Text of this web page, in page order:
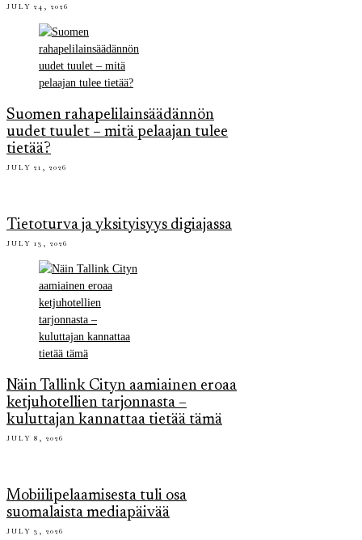
JULY 24, 2026
Suomen rahapelilainsäädännön
uudet tuulet – mitä pelaajan tulee
tietää?
JULY 21, 2026
Tietoturva ja yksityisyys digiajassa
JULY 13, 2026
Näin Tallink Cityn aamiainen eroaa
ketjuhotellien tarjonnasta –
kuluttajan kannattaa tietää tämä
JULY 8, 2026
Mobiilipelaamisesta tuli osa
suomalaista mediapäivää
JULY 3, 2026